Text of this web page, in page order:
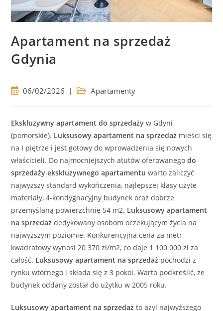
Apartament na sprzedaż
Gdynia
Post06/02/2026
Post Apartamenty
Ekskluzywny apartament do sprzedaży w Gdyni
(pomorskie). Luksusowy apartament na sprzedaż mieści się
na I piętrze i jest gotowy do wprowadzenia się nowych
właścicieli. Do najmocniejszych atutów oferowanegodo
sprzedaży ekskluzywnego apartamentu warto zaliczyć
najwyższy standard wykończenia, najlepszej klasy użyte
materiały, 4-kondygnacyjny budynek oraz dobrze
przemyślaną powierzchnię 54 m2. Luksusowy apartament
na sprzedaż dedykowany osobom oczekującym życia na
najwyższym poziomie. Konkurencyjna cena za metr
kwadratowy wynosi 20 370 zł/m2, co daje 1 100 000 zł za
całość. Luksusowy apartament na sprzedaż pochodzi z
rynku wtórnego i składa się z 3 pokoi. Warto podkreślić, że
budynek oddany został do użytku w 2005 roku.
Luksusowy apartament na sprzedaż to azyl najwyższego